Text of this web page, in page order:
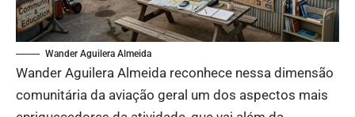
Wander Aguilera Almeida
Wander Aguilera Almeida reconhece nessa dimensão
comunitária da aviação geral um dos aspectos mais